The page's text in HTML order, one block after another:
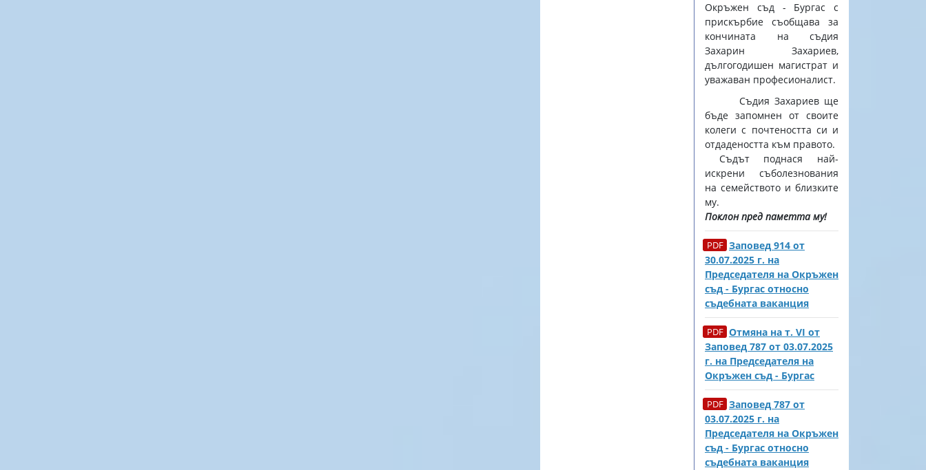
Окръжен съд - Бургас с
прискърбие съобщава за
кончината на съдия
Захарин Захариев,
дългогодишен магистрат и
уважаван професионалист.
Съдия Захариев ще
бъде запомнен от своите
колеги с почтеността си и
отдадеността към правото.
Съдът поднася най-
искрени съболезнования
на семейството и близките
му.
Поклон пред паметта му!
Заповед 914 от
30.07.2025 г. на
Председателя на Окръжен
съд - Бургас относно
съдебната ваканция
Отмяна на т. VI от
Заповед 787 от 03.07.2025
г. на Председателя на
Окръжен съд - Бургас
Заповед 787 от
03.07.2025 г. на
Председателя на Окръжен
съд - Бургас относно
съдебната ваканция